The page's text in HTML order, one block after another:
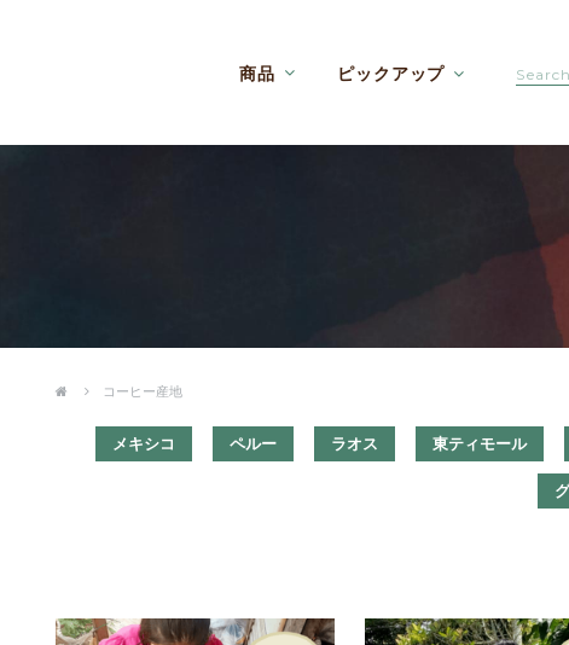
商品 ピックアップ
コーヒー産地
メキシコ ペルー ラオス 東ティモール